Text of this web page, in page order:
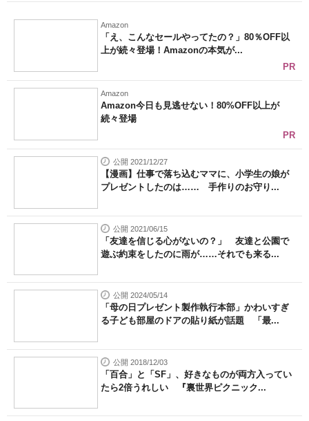
Amazon
「え、こんなセールやってたの？」80％OFF以
上が続々登場！Amazonの本気が...
PR
Amazon
Amazon今日も見逃せない！80%OFF以上が
続々登場
PR
公開 2021/12/27
【漫画】仕事で落ち込むママに、小学生の娘が
プレゼントしたのは…… 手作りのお守り...
公開 2021/06/15
「友達を信じる心がないの？」 友達と公園で
遊ぶ約束をしたのに雨が……それでも来る...
公開 2024/05/14
「母の日プレゼント製作執行本部」かわいすぎ
る子ども部屋のドアの貼り紙が話題 「最...
公開 2018/12/03
「百合」と「SF」、好きなものが両方入ってい
たら2倍うれしい 『裏世界ピクニック...